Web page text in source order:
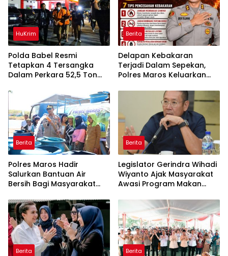
HuKrim
Polda Babel Resmi
Tetapkan 4 Tersangka
Dalam Perkara 52,5 Ton
Belitung
Berita
Delapan Kebakaran
Terjadi Dalam Sepekan,
Polres Maros Keluarkan
Masyarakat
Berita
Polres Maros Hadir
Salurkan Bantuan Air
Bersih Bagi Masyarakat
Di Maros
Berita
Legislator Gerindra Wihadi
Wiyanto Ajak Masyarakat
Awasi Program Makan
Sasaran
Berita Berita